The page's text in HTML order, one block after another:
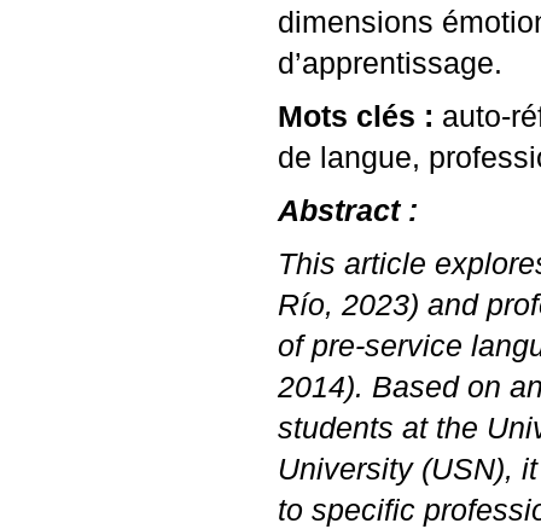
dimensions
d’apprentissage.
Mots clés : auto-
de langue,
Abstract :
This article
Río, 2023) and
of pre-service
2014). Based on
students at the
University (USN),
to specific